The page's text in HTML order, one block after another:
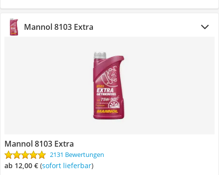
Mannol 8103 Extra
Mannol 8103 Extra
2131 Bewertungen
ab 12,00 € ( Sofort lieferbar)